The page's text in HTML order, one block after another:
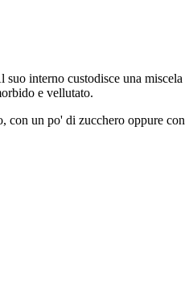
interno custodisce una miscela
e vellutato.
con un po' di zucchero oppure con